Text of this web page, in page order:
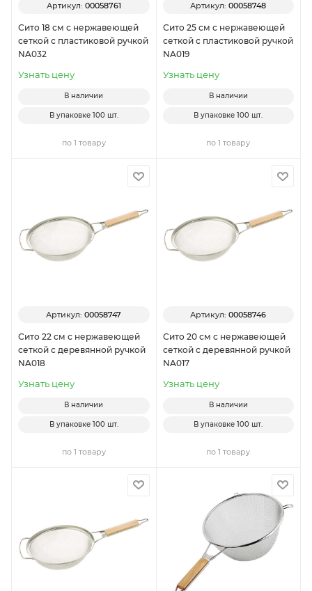
Артикул: 00058761
Сито 18 см с нержавеющей
сеткой с пластиковой ручкой
NA032
Узнать цену
В наличии
В упаковке 100 шт.
по 1 товару
Артикул:00058748
Сито 25 см с нержавеющей
сеткой с пластиковой ручкой
NA019
Узнать цену
В наличии
В упаковке100 шт.
по 1 товару
Артикул:00058747
Сито 22 см с нержавеющей
сеткой с деревянной ручкой
NA018
Узнать цену
В наличии
В упаковке 100 шт.
по 1 товару
Артикул:00058746
Сито 20 см с нержавеющей
сеткой с деревянной ручкой
NA017
Узнать цену
В наличии
В упаковке100 шт.
по 1 товару